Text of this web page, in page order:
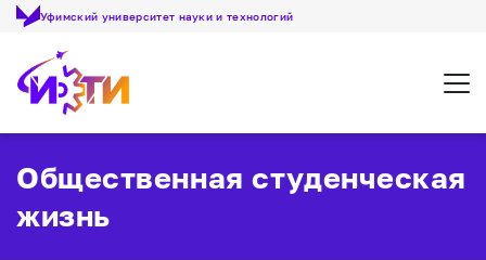
Уфимский университет науки и технологий
Общественная студенческая
жизнь